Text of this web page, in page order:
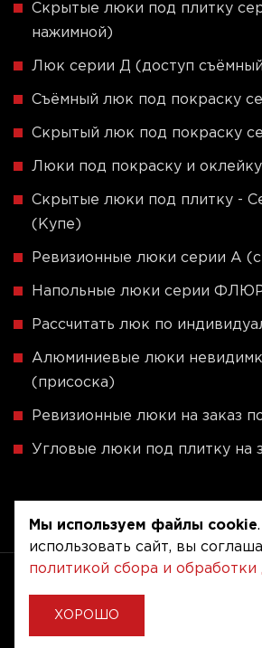
Скрытые люки под плитку
нажимной)
Люк серии Д (доступ
Съёмный люк под покраску
Скрытый люк под покраску
Люки под покраску и
Скрытые люки под плитку -
(Купе)
Ревизионные люки серии A
Напольные люки серии
Рассчитать люк по
Алюминиевые люки
(присоска)
Ревизионные люки на заказ
Угловые люки под плитку на
Copyright © 2020 - 2026. Люкер,
сантехнические люки.
Разработка и продвижение -
Мы используем файлы cookie
использовать сайт, вы
политикой сбора и обработки
ХОРОШО